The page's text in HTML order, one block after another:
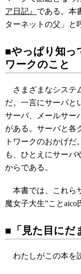
ア日記』 である。本
ターネットの父」と
■やっぱり知っ
ワークのこと
さまざまなシステ
だ。一言にサーバと
サーバ、メールサー
がある。サーバと各
トワークのおかげ
も、ひとえにサーバ
からである。
本書では、これら
魔女子大生”ことaico
■「見た目に
わたしがこの本を